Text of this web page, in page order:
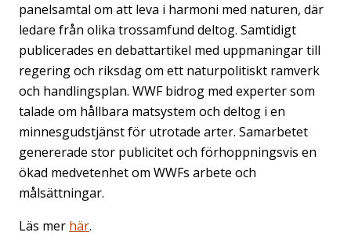
panelsamtal om att leva i harmoni med naturen, där
ledare från olika trossamfund deltog. Samtidigt
publicerades en debattartikel med uppmaningar till
regering och riksdag om ett naturpolitiskt ramverk
och handlingsplan. WWF bidrog med experter som
talade om hållbara matsystem och deltog i en
minnesgudstjänst för utrotade arter. Samarbetet
genererade stor publicitet och förhoppningsvis en
ökad medvetenhet om WWFs arbete och
målsättningar.
Läs mer här.